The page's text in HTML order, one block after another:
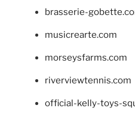
brasserie-
musicrearte.com
morseysfarms.com
riverviewtennis.com
official-kelly-toys-